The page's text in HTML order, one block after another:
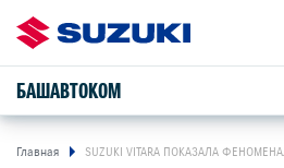
БАШАВТОКОМ
г. Уфа, Салавата Юлаева проспект,
АВТОМОБИЛИ
ВЛАДЕЛЬЦАМ
Главная SUZUKI VITARA ПОКАЗАЛА